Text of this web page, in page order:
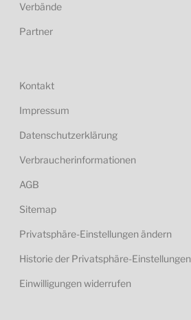
Verbände
Partner
Kontakt
Impressum
Datenschutzerklärung
Verbraucherinformationen
AGB
Sitemap
Privatsphäre-Einstellungen ändern
Historie der Privatsphäre-Einstellungen
Einwilligungen widerrufen